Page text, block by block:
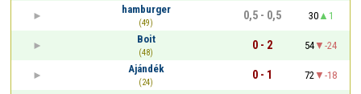
hamburger
(49)
0,5 - 0,5 30
1
Boit
(48)
0 - 2 54
-24
Ajándék
(24)
0 - 1 72
-18